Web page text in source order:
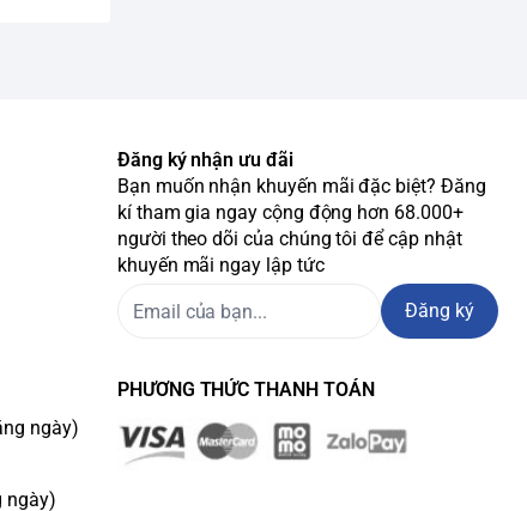
ngày)
ngày)
Đăng ký nhận ưu đãi
Bạn muốn nhận khuyến mãi đặc biệt? Đăng
kí tham gia ngay cộng động hơn 68.000+
người theo dõi của chúng tôi để cập nhật
khuyến mãi ngay lập tức
Đăng ký
PHƯƠNG THỨC THANH TOÁN